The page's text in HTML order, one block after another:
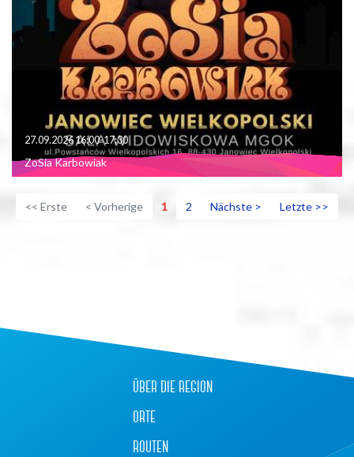
27.09.2026 16:00-17:30
ZoSia Karbowiak
<< Erste < Vorherige 1 2 Nächste > Letzte >>
über die region
orte
routen